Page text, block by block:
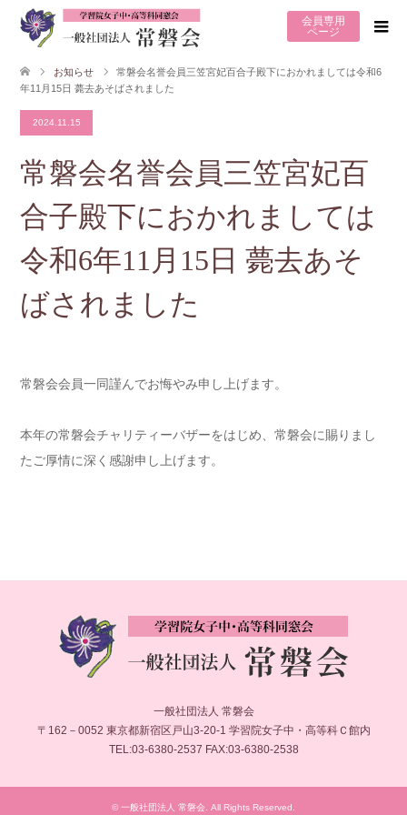
会員専用
ページ
お知らせ
常磐会名誉会員三笠宮妃百合子殿下におかれましては令和6
年11月15日 薨去あそばされました
2024.11.15
常磐会名誉会員三笠宮妃百
合子殿下におかれましては
令和6年11月15日 薨去あそ
ばされました
常磐会会員一同謹んでお悔やみ申し上げます。
本年の常磐会チャリティーバザーをはじめ、常磐会に賜りまし
たご厚情に深く感謝申し上げます。
一般社団法人 常磐会
〒162－0052 東京都新宿区戸山3-20-1 学習院女子中・高等科Ｃ館内
TEL:03-6380-2537 FAX:03-6380-2538
© 一般社団法人 常磐会 . All Rights Reserved.